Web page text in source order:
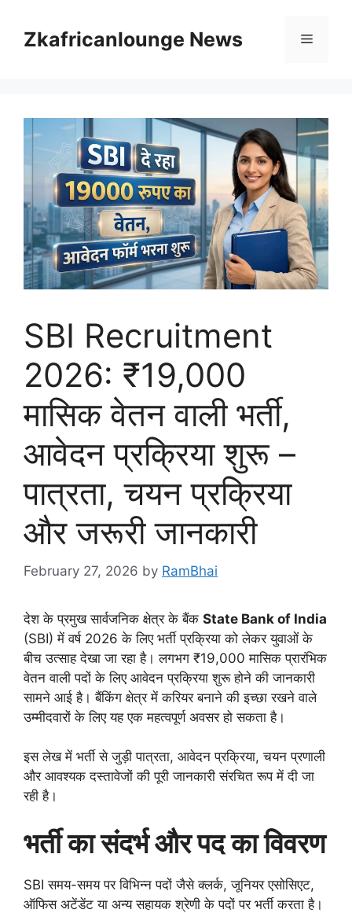
contentZkafricanlounge News Menu
SBI Recruitment
2026: ₹19,000
मासिक वेतन वाली भर्ती,
आवेदन प्रक्रिया शुरू –
पात्रता, चयन प्रक्रिया
और जरूरी जानकारी
February 27, 2026 by RamBhai
देश के प्रमुख सार्वजनिक क्षेत्र के बैंक State Bank of India
(SBI) में वर्ष 2026 के लिए भर्ती प्रक्रिया को लेकर युवाओं के
बीच उत्साह देखा जा रहा है। लगभग ₹19,000 मासिक प्रारंभिक
वेतन वाली पदों के लिए आवेदन प्रक्रिया शुरू होने की जानकारी
सामने आई है। बैंकिंग क्षेत्र में करियर बनाने की इच्छा रखने वाले
उम्मीदवारों के लिए यह एक महत्वपूर्ण अवसर हो सकता है।
इस लेख में भर्ती से जुड़ी पात्रता, आवेदन प्रक्रिया, चयन प्रणाली
और आवश्यक दस्तावेजों की पूरी जानकारी संरचित रूप में दी जा
रही है।
भर्ती का संदर्भ और पद का विवरण
SBI समय-समय पर विभिन्न पदों जैसे क्लर्क, जूनियर एसोसिएट,
ऑफिस अटेंडेंट या अन्य सहायक श्रेणी के पदों पर भर्ती करता है।